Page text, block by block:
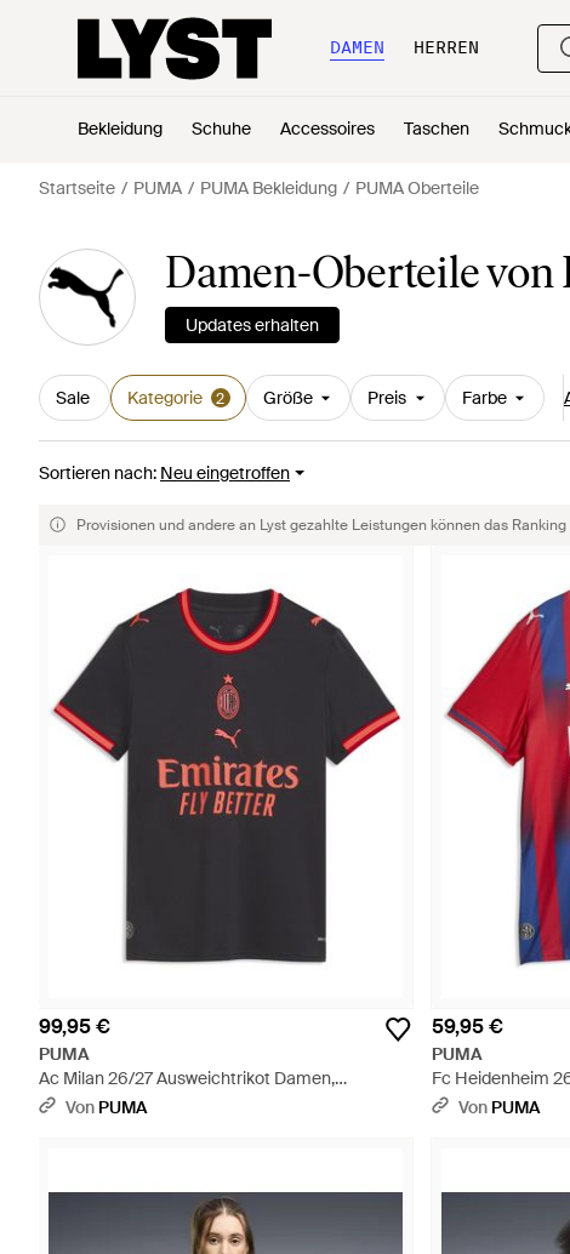
DAMEN HERREN
Bekleidung Schuhe Accessoires Taschen
Startseite PUMA PUMA Bekleidung PUMA Oberteile
Damen-Oberteile von
Updates erhalten
Sale Kategorie 2 Größe Preis Farbe
Sortieren nach: Neu eingetroffen
Provisionen und andere an Lyst gezahlte Leistungen können das
99,95 €
PUMA
Ac Milan 26/27 Ausweichtrikot Damen,
Accessoires - Schwarz
Von PUMA
59,95 €
PUMA
Fc Heidenheim
Accessoires - Rot
Von PUMA